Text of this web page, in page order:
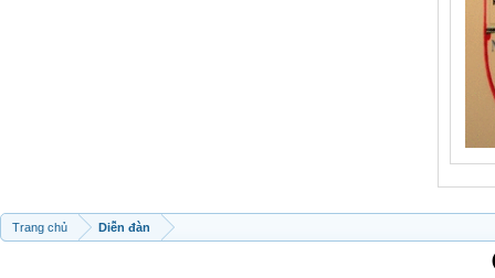
Trang chủ Diễn đàn